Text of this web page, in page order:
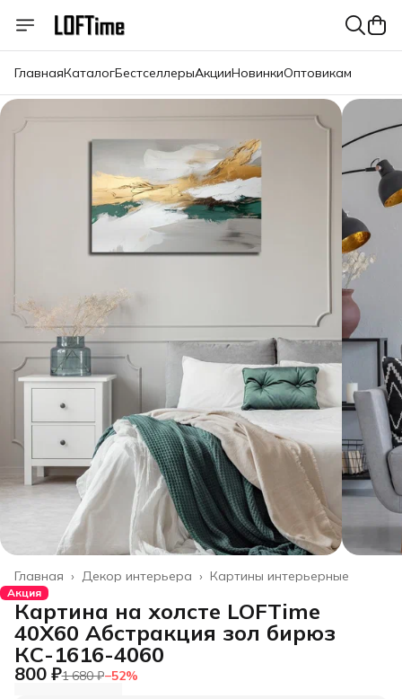
ГлавнаяКаталогБестселлерыАкцииНовинкиОптовикам
Картины интерьерные
Декор интерьера ›
Главная ›
Акция
Картина на холсте LOFTime
40Х60 Абстракция зол бирюз
КС-1616-4060
800 ₽1 680 ₽−52%